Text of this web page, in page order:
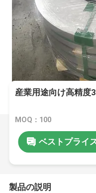
産業用途向け高精度
MOQ：100
ベストプライ
製品の説明